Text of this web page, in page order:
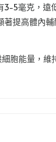
3-5毫克，遠
著提高體內輔
胞能量，